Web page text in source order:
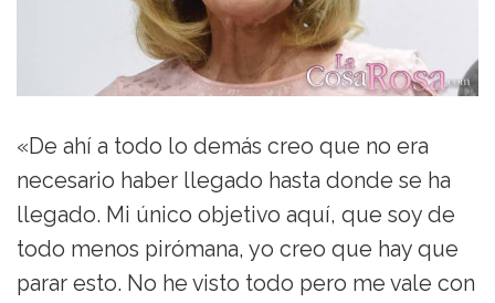
«De ahí a todo lo demás creo que no era
necesario haber llegado hasta donde se ha
llegado. Mi único objetivo aquí, que soy de
todo menos pirómana, yo creo que hay que
parar esto. No he visto todo pero me vale con